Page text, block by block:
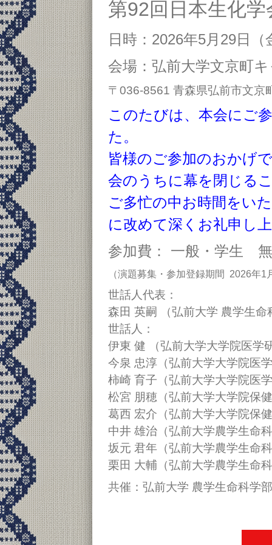
第92回日本生化
日時： 2026年5月 29日（
会場：弘前大学文京町
〒036-8561 青森県弘前市文京
このたびは、本会にご
た。
皆様のご参加のおかげ
会のうちに幕を閉じる
ご多忙の中お時間をい
に改めて深くお礼申し
参加費： 一般・
（演題募集・参加登録期間 2026年
世話人代表：
森田 英嗣 （弘前大学 農学生
世話人：
伊東 健 （弘前大学大学院医学
今泉 忠淳（弘前大学大学院医
柿崎 育子（弘前大学大学院医
松宮 朋穂（弘前大学大学院保
葛西 宏介（弘前大学大学院保
中井 雄治（弘前大学農学生命
坂元 君年（弘前大学農学生命
栗田 大輔（弘前大学農学生命
共催：弘前大学 農学生命科学